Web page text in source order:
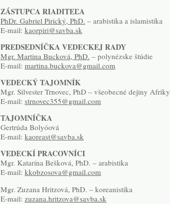
ZÁSTUPCA RIADITEĽA
PhDr. Gabriel Pirický, PhD. – arabistika a islamistika
E-mail: kaorpiri@savba.sk
PREDSEDNÍČKA VEDECKEJ RADY
Mgr. Martina Bucková, PhD. – polynézske štúdie
E-mail: martina.buckova@gmail.com
VEDECKÝ TAJOMNÍK
Mgr. Silvester Trnovec, PhD – všeobecné dejiny Afriky
E-mail: strnovec355@gmail.com
TAJOMNÍČKA
Gertrúda Bolyóová
E-mail: kaoreast@savba.sk
VEDECKÍ PRACOVNÍCI
Mgr. Katarína Bešková, PhD. – arabistika
E-mail: kkobzosova@gmail.com
Mgr. Zuzana Hritzová, PhD. – koreanistika
E-mail: zuzana.hritzova@savba.sk